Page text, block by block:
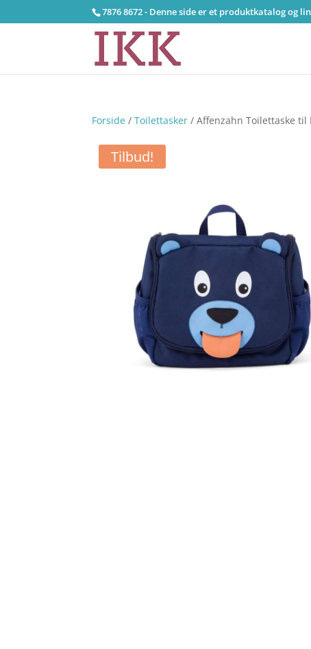
7876 8672 - Denne side er et produktkatalog og
Forside /Toilettasker / Affenzahn Toilettaske til
Tilbud!